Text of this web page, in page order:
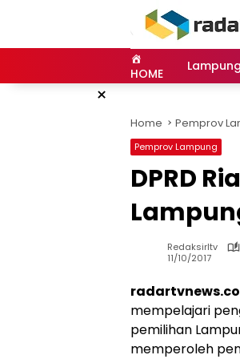
HOME
×
Home Pemprov
Pemprov Lampung
DPRD
Redaksirltv
11/10/2017
mempelajari
pemilihan
memperoleh